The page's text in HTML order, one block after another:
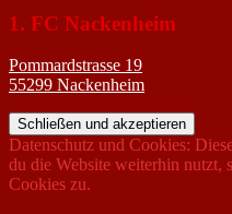
1. FC Nackenheim
Pommardstrasse 19
55299 Nackenheim
Datenschutz und Cookies:
du die Website weiterhin nutzt,
Cookies zu.